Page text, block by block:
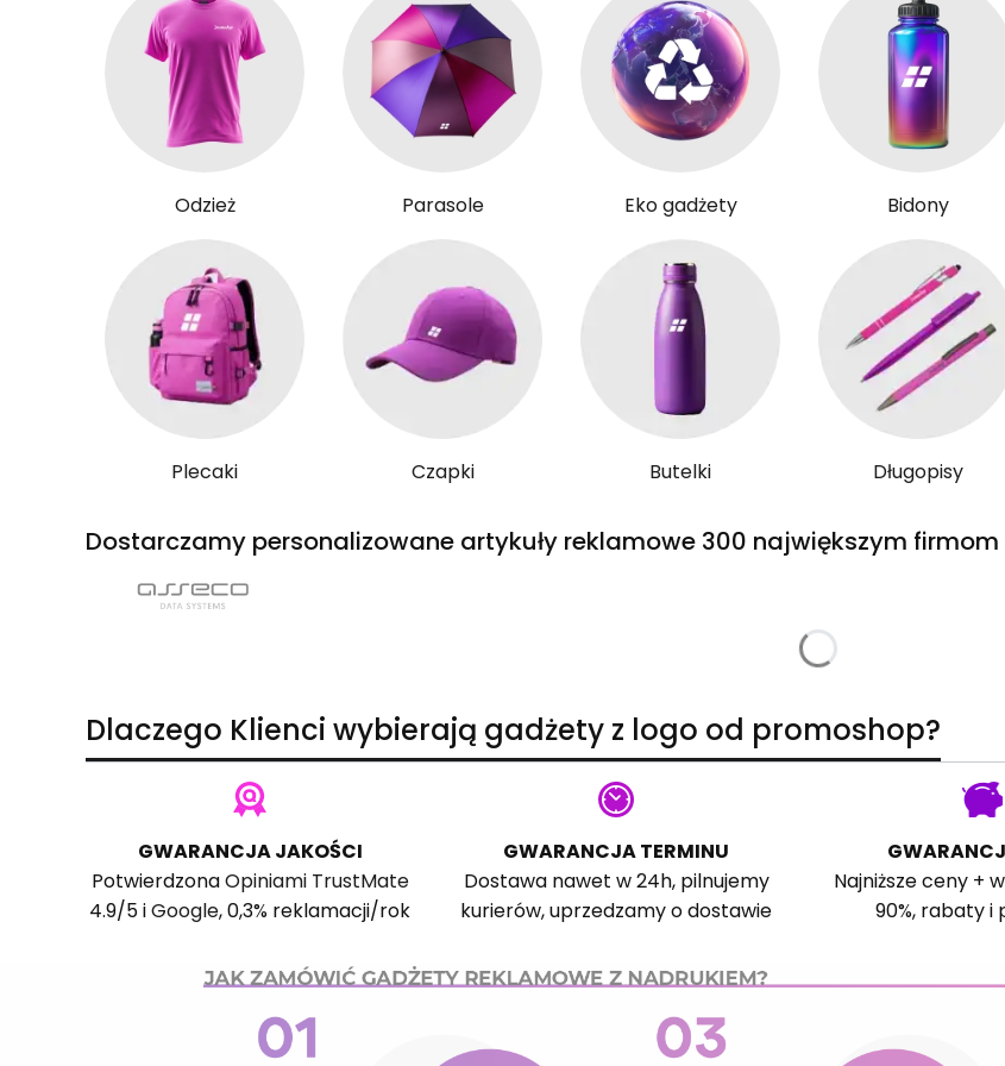
Odzież Parasole Eko gadżety Bidony
Plecaki Czapki Butelki Długopisy
Dostarczamy personalizowane artykuły reklamowe 300 największym firmom
Dlaczego Klienci wybierają gadżety z logo od promoshop?
GWARANCJA JAKOŚCI
PotwierdzonaOpiniami TrustMate
4.9/5 iGoogle, 0,3% reklamacji/rok
GWARANCJA TERMINU
Dostawa nawet w 24h, pilnujemy
kurierów, uprzedzamy o dostawie
Najniższe ceny +
90%, rabaty i